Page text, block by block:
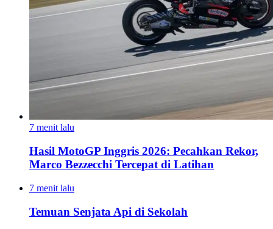
7 menit lalu
Hasil MotoGP Inggris 2026: Pecahkan Rekor,
Marco Bezzecchi Tercepat di Latihan
7 menit lalu
Temuan Senjata Api di Sekolah